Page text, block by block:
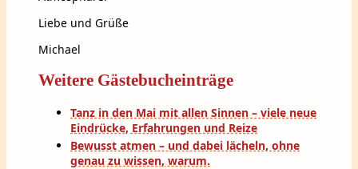
Liebe und Grüße
Michael
Weitere Gästebucheinträge
Tanz in den Mai mit allen Sinnen – viele neue
Eindrücke, Erfahrungen und Reize
Bewusst atmen – und dabei lächeln, ohne
genau zu wissen, warum.